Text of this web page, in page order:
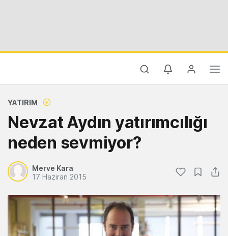
YATIRIM
Nevzat Aydın yatırımcılığı
neden sevmiyor?
Merve Kara
17 Haziran 2015